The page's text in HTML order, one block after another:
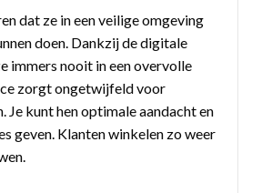
dat ze in een veilige omgeving
doen. Dankzij de digitale
immers nooit in een overvolle
zorgt ongetwijfeld voor
Je kunt hen optimale aandacht en
geven. Klanten winkelen zo weer